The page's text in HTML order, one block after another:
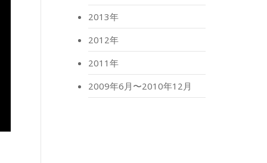
2013年
2012年
2011年
2009年6月〜2010年12月